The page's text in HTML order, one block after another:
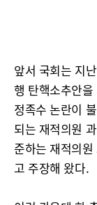
앞서 국회는 지
행 탄핵소추안
정족수 논란이
되는 재적의원
준하는 재적의
고 주장해 왔다.